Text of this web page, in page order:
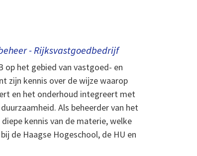
- Rijksvastgoedbedrijf
op het gebied van vastgoed- en
zijn kennis over de wijze waarop
en het onderhoud integreert met
Als beheerder van het
kennis van de materie, welke
de Haagse Hogeschool, de HU en